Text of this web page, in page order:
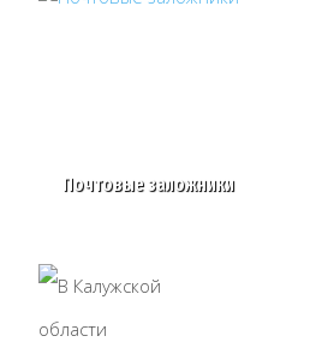
Почтовые заложники